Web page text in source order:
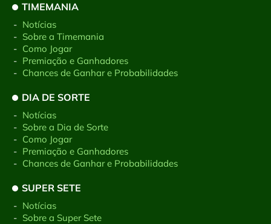
TIMEMANIA
- Notícias
- Sobre a Timemania
- Como Jogar
- Premiação e Ganhadores
- Chances de Ganhar e Probabilidades
DIA DE SORTE
- Notícias
- Sobre a Dia de Sorte
- Como Jogar
- Premiação e Ganhadores
- Chances de Ganhar e Probabilidades
SUPER SETE
- Notícias
- Sobre a Super Sete